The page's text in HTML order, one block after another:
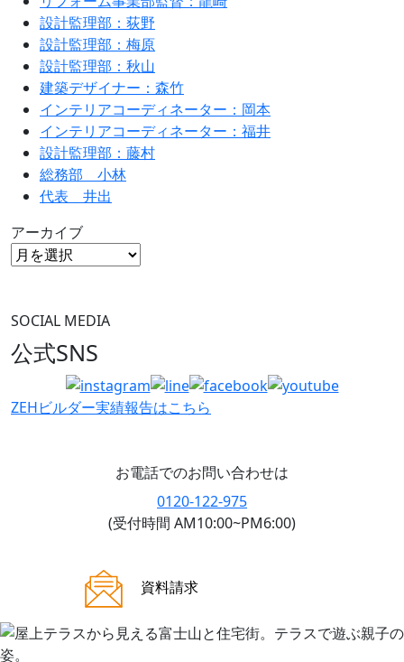
設計監理部：荻野
設計監理部：梅原
設計監理部：秋山
建築デザイナー：森竹
インテリアコーディネーター：岡本
インテリアコーディネーター：福井
設計監理部：藤村
総務部 小林
代表 井出
アーカイブ
SOCIAL MEDIA
公式SNS
ZEHビルダー実績報告はこちら
お電話でのお問い合わせは
0120-122-975
(受付時間 AM10:00~PM6:00)
資料請求